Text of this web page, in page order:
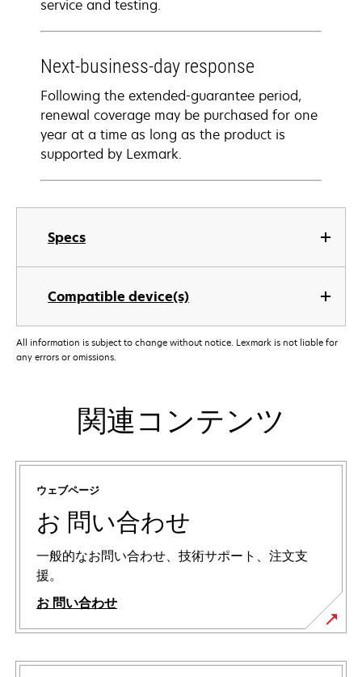
Specs
Compatible device(s)
service and testing.
Next-business-day response
Following the extended-guarantee period,
renewal coverage may be purchased for one
year at a time as long as the product is
supported by Lexmark.
All information is subject to change without notice. Lexmark is not liable for
any errors or omissions.
関連コンテンツ
ウェブページ
お 問い合わせ
一般的なお問い合わせ、技術サポート、注文支
援。
お 問い合わせ